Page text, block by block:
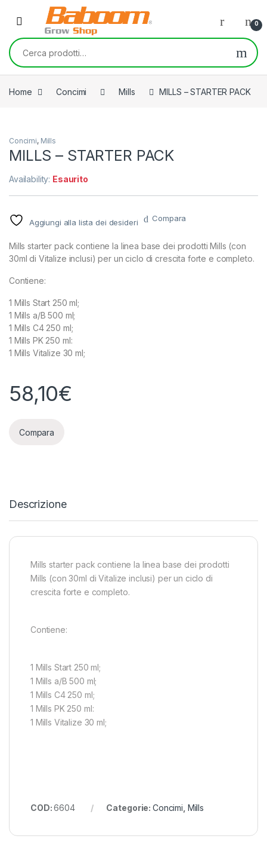
Skip to navigation
Skip to content
0
Cerca:
Home Concimi Mills MILLS – STARTER PACK
Concimi, Mills
MILLS – STARTER PACK
Availability: Esaurito
Aggiungi alla lista dei desideri Compara
Mills starter pack contiene la linea base dei prodotti Mills (con
30ml di Vitalize inclusi) per un ciclo di crescita forte e completo.
Contiene:
1 Mills Start 250 ml;
1 Mills a/B 500 ml;
1 Mills C4 250 ml;
1 Mills PK 250 ml:
1 Mills Vitalize 30 ml;
58,10€
Compara
Descrizione
Mills starter pack contiene la linea base dei prodotti
Mills (con 30ml di Vitalize inclusi) per un ciclo di
crescita forte e completo.
Contiene:
1 Mills Start 250 ml;
1 Mills a/B 500 ml;
1 Mills C4 250 ml;
1 Mills PK 250 ml:
1 Mills Vitalize 30 ml;
COD:6604 Categorie: Concimi Mills